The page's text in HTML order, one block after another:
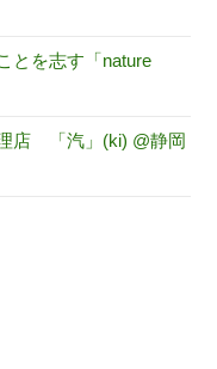
とを志す「nature
店 「汽」(ki) @静岡